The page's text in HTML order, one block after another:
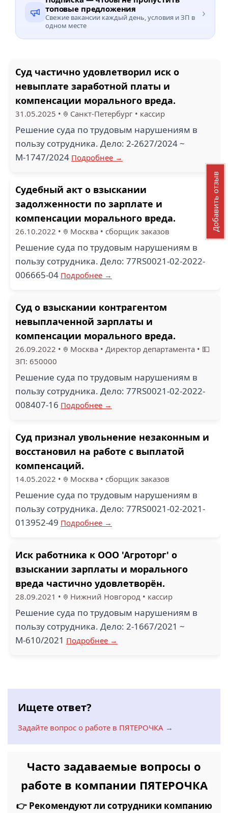
топовые предложения
Свежие вакансии каждый день, условия и ЗП в
одном месте
›
Суд частично удовлетворил иск о
невыплате заработной платы и
компенсации морального вреда.
31.05.2025 • Санкт-Петербург • кассир
Решение суда по трудовым нарушениям в
пользу сотрудника. Дело: 2-2627/2024 ~
М-1747/2024 Подробнее →
Судебный акт о взыскании
задолженности по зарплате и
компенсации морального вреда.
26.10.2022 • Москва • сборщик заказов
Решение суда по трудовым нарушениям в
пользу сотрудника. Дело: 77RS0021-02-2022-
006665-04 Подробнее →
Суд о взыскании контрагентом
невыплаченной зарплаты и
компенсации морального вреда.
26.09.2022 • Москва • Директор департамента • 💵
ЗП: 650000
Решение суда по трудовым нарушениям в
пользу сотрудника. Дело: 77RS0021-02-2022-
008407-16 Подробнее →
Суд признал увольнение незаконным и
восстановил на работе с выплатой
компенсаций.
14.05.2022 • Москва • сборщик заказов
Решение суда по трудовым нарушениям в
пользу сотрудника. Дело: 77RS0021-02-2021-
013952-49 Подробнее →
Иск работника к ООО 'Агроторг' о
взыскании зарплаты и морального
вреда частично удовлетворён.
28.09.2021 • Нижний Новгород • кассир
Решение суда по трудовым нарушениям в
пользу сотрудника. Дело: 2-1667/2021 ~
М-610/2021 Подробнее →
Ищете ответ?
Задайте вопрос о работе в ПЯТЕРОЧКА →
Часто задаваемые вопросы о
работе в компании ПЯТЕРОЧКА
👉 Рекомендуют ли сотрудники компанию
Добавить отзыв